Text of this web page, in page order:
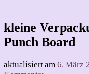
kleine
Punch Board
aktualisiert am 6. März